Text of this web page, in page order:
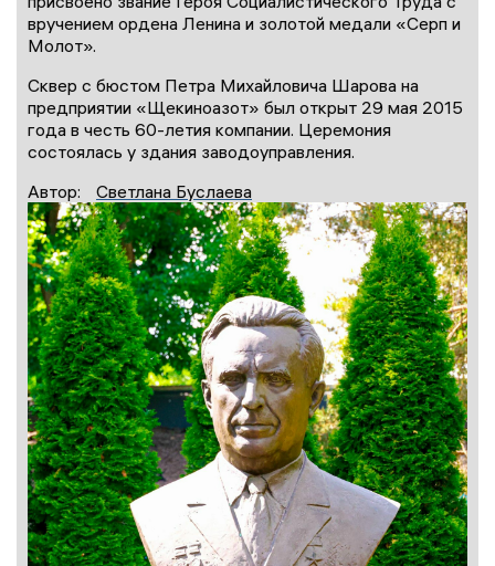
вручением ордена Ленина и золотой медали «Серп и
Молот».
Сквер с бюстом Петра Михайловича Шарова на
предприятии «Щекиноазот» был открыт 29 мая 2015
года в честь 60-летия компании. Церемония
состоялась у здания заводоуправления.
Автор:
Светлана Буслаева